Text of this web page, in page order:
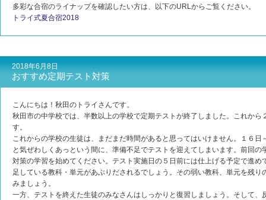
多彩な合宿のライナップを確認したい方は、以下のURLからご覧ください。
トライ式夏合宿2018
2018年6月8日
おすすめ定期テスト対策
こんにちは！秋田のトライさんです。
秋田市の中学校では、半数以上の学校で定期テストが終了しました。これか
す。
これからの学校の生徒は、まだまだ時間があると思ってはいけません。１６
と気ぜわしくあっという間に、準備不足でテストを迎えてしまいます。前回
対策の学習を始めてください。テスト実施日の５日前には仕上げる予定で進
足している教科・単元があぶりだされるでしょう。その弱い教科、単元を残
みましょう。
一方、テストを終えた生徒のみなさんはしっかりと復習しましょう。そして